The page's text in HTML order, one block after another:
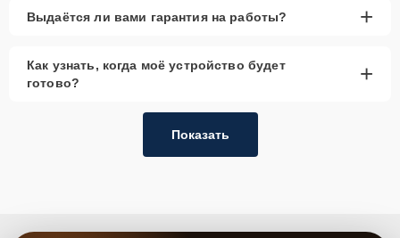
Выдаётся ли вами гарантия на работы? +
Как узнать, когда моё устройство будет
готово?
+
Показать